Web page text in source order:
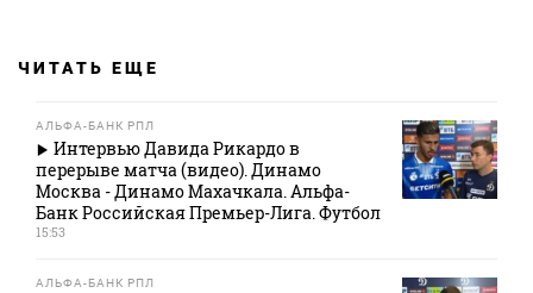
ЧИТАТЬ ЕЩЕ
АЛЬФА-БАНК РПЛ
Интервью Давида Рикардо в
перерыве матча (видео). Динамо
Москва - Динамо Махачкала. Альфа-
Банк Российская Премьер-Лига. Футбол
15:53
АЛЬФА-БАНК РПЛ